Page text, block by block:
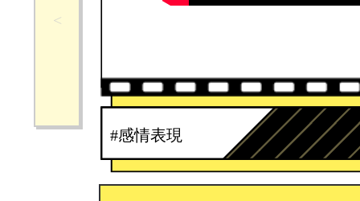
#感情表現